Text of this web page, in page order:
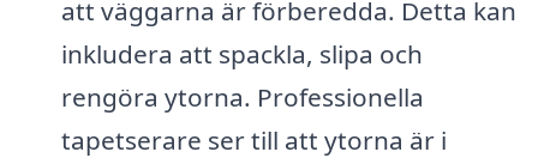
att väggarna är förberedda. Detta kan
inkludera att spackla, slipa och
rengöra ytorna. Professionella
tapetserare ser till att ytorna är i